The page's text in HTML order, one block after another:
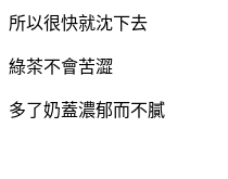
所以很快就沈下去
綠茶不會苦澀
多了奶蓋濃郁而不膩